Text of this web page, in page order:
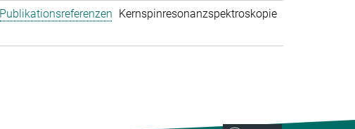
Publikationsreferenzen Kernspinresonanzspektroskopie